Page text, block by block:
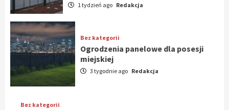
1 tydzień ago Redakcja
Bez kategorii
Ogrodzenia panelowe dla posesji
miejskiej
3 tygodnie ago Redakcja
Bez kategorii